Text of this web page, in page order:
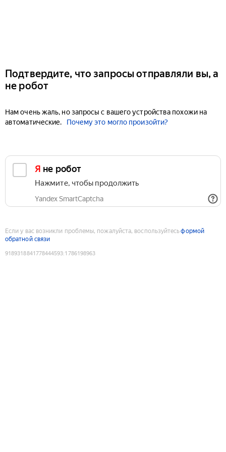
Подтвердите, что запросы отправляли вы, а
не робот
Нам очень жаль, но запросы с вашего устройства похожи на
автоматические.
Почему это могло произойти?
Я не робот
Нажмите, чтобы продолжить
Yandex SmartCaptcha
Если у вас возникли проблемы, пожалуйста, воспользуйтесьформой
обратной связи
9189318841778444593:1786198963